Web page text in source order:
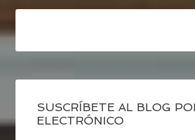
SUSCRÍBETE AL BLOG
ELECTRÓNICO